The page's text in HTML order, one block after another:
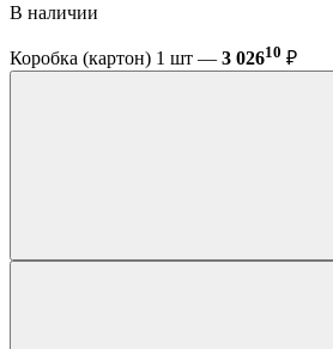
В наличии
Коробка (картон) 1 шт — 3 02610 ₽